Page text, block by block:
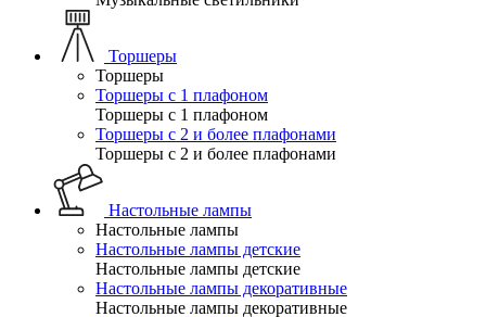
Торшеры
Торшеры
Торшеры с 1 плафоном
Торшеры с 1 плафоном
Торшеры с 2 и более плафонами
Торшеры с 2 и более плафонами
Настольные лампы
Настольные лампы
Настольные лампы детские
Настольные лампы детские
Настольные лампы декоративные
Настольные лампы декоративные